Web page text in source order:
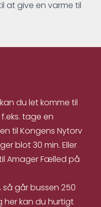
at give en varme til
du let komme til
tage en
til Kongens Nytorv
blot 30 min. Eller
Amager Fælled på
så går bussen 250
her kan du hurtigt